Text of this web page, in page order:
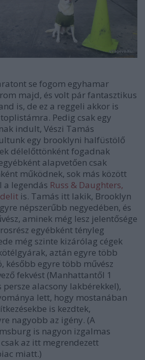
se fogom egyhamar
majd, és volt pár fantasztikus
is, de ez a reggeli akkor is
Pedig csak egy
indult, Vészi Tamás
egy brooklyni halfüstölő
délelőttönként fogadnak
alapvetően csak
működnek, sok más között
legendás Russ & Daughters,
is. Tamás itt lakik, Brooklyn
népszerűbb negyedében, és
aminek még lesz jelentősége
egyébként tényleg
még szinte kizárólag cégek
aztán egyre több
később egyre több művész
fekvést (Manhattantől 1
alacsony lakbérekkel),
lett, hogy mostanában
is kezdtek,
nagyobb az igény. (A
is nagyon izgalmas
az itt megrendezett
miatt.)